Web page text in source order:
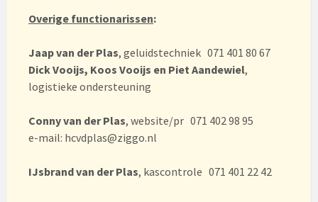
Overige functionarissen:
Jaap van der Plas, geluidstechniek 071 401 80 67
Dick Vooijs, Koos Vooijs en Piet Aandewiel,
logistieke ondersteuning
Conny van der Plas, website/pr 071 402 98 95
e-mail: hcvdplas@ziggo.nl
IJsbrand van der Plas, kascontrole 071 401 22 42